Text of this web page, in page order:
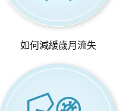
如何減緩歲月流失